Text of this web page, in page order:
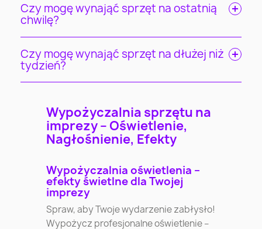
Czy mogę wynająć sprzęt na ostatnią
chwilę?
Czy mogę wynająć sprzęt na dłużej niż
tydzień?
Wypożyczalnia sprzętu na
imprezy – Oświetlenie,
Nagłośnienie, Efekty
Wypożyczalnia oświetlenia –
efekty świetlne dla Twojej
imprezy
Spraw, aby Twoje wydarzenie zabłysło!
Wypożycz profesjonalne oświetlenie –